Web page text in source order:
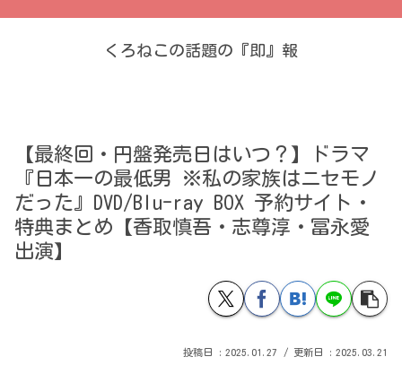
くろねこの話題の『即』報
【最終回・円盤発売日はいつ？】ドラマ
『日本一の最低男 ※私の家族はニセモノ
だった』DVD/Blu-ray BOX 予約サイト・
特典まとめ【香取慎吾・志尊淳・冨永愛
出演】
2025.01.27 2025.03.21